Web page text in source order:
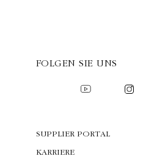
FOLGEN SIE UNS
SUPPLIER PORTAL
KARRIERE